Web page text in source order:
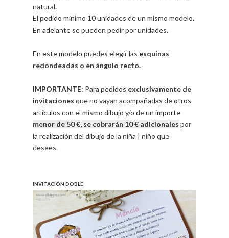
natural.
El pedido mínimo 10 unidades de un mismo modelo.
En adelante se pueden pedir por unidades.
En este modelo puedes elegir las esquinas
redondeadas o en ángulo recto.
IMPORTANTE: Para pedidos exclusivamente de
invitaciones que no vayan acompañadas de otros
artículos con el mismo dibujo y/o de un importe
menor de 50 €, se cobrarán 10 € adicionales por
la realización del dibujo de la niña | niño que
desees.
INVITACIÓN DOBLE